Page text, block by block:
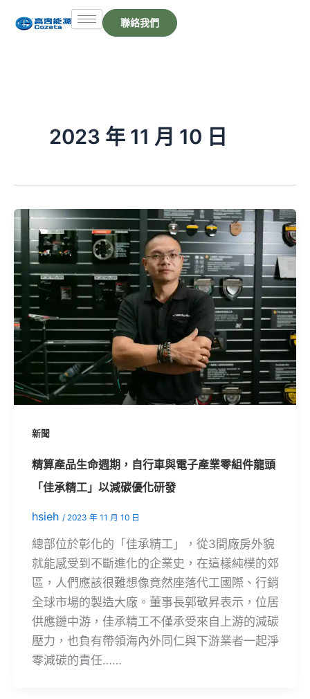
聯絡我們
2023 年 11 月 10 日
新聞
精算產品生命週期，自行車與電子產業零組件龍頭
「佳承精工」以減碳優化研發
hsieh / 2023 年 11 月 10 日
總部位於彰化的「佳承精工」，從3間廠房外貌
就能感受到不斷進化的企業史，在這樣純樸的郊
區，人們應該很難想像竟然座落代工國際、行銷
全球市場的製造大廠。董事長郭敬昇表示，位居
供應鏈中游，佳承精工不僅承受來自上游的減碳
壓力，也負有帶領海內外同仁與下游業者一起淨
零減碳的責任……